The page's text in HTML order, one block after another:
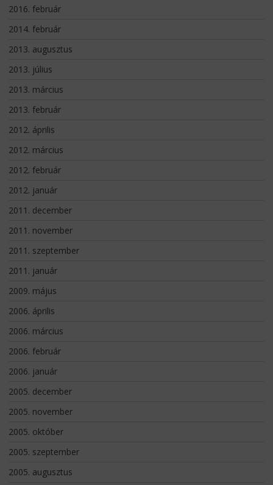
2016. február
2014. február
2013. augusztus
2013. július
2013. március
2013. február
2012. április
2012. március
2012. február
2012. január
2011. december
2011. november
2011. szeptember
2011. január
2009. május
2006. április
2006. március
2006. február
2006. január
2005. december
2005. november
2005. október
2005. szeptember
2005. augusztus